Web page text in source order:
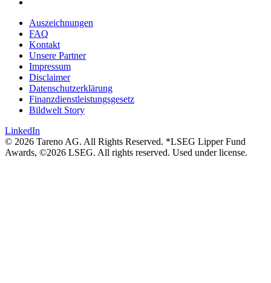
Auszeich­nungen
FAQ
Kontakt
Unsere Partner
Impressum
Disclaimer
Daten­schutz­er­klä­rung
Finanz­dienst­lei­stungs­ge­setz
Bildwelt Story
LinkedIn
© 2026 Tareno AG. All Rights Reserved. *LSEG Lipper Fund
Awards, ©2026 LSEG. All rights reserved. Used under license.